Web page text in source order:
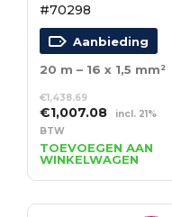
#70298
Aanbieding
20 m – 16 x 1,5 mm²
€1,438.69
Oorspronkelijke
prijs
was:
€1,438.69.
€1,007.08Huidige
is:
€1,007.08.
incl. 21%
BTW
TOEVOEGEN AAN
WINKELWAGEN